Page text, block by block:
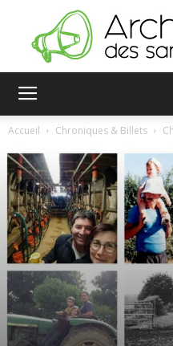
Accueil Chroniques & Billets